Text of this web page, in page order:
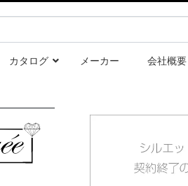
カタログ メーカー 会社概要